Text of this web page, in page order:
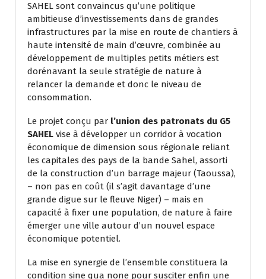
SAHEL sont convaincus qu’une politique
ambitieuse d’investissements dans de grandes
infrastructures par la mise en route de chantiers à
haute intensité de main d’œuvre, combinée au
développement de multiples petits métiers est
dorénavant la seule stratégie de nature à
relancer la demande et donc le niveau de
consommation.
Le projet conçu par l’union des patronats du G5
SAHEL vise à développer un corridor à vocation
économique de dimension sous régionale reliant
les capitales des pays de la bande Sahel, assorti
de la construction d’un barrage majeur (Taoussa),
– non pas en coût (il s’agit davantage d’une
grande digue sur le fleuve Niger) – mais en
capacité à fixer une population, de nature à faire
émerger une ville autour d’un nouvel espace
économique potentiel.
La mise en synergie de l’ensemble constituera la
condition sine qua none pour susciter enfin une